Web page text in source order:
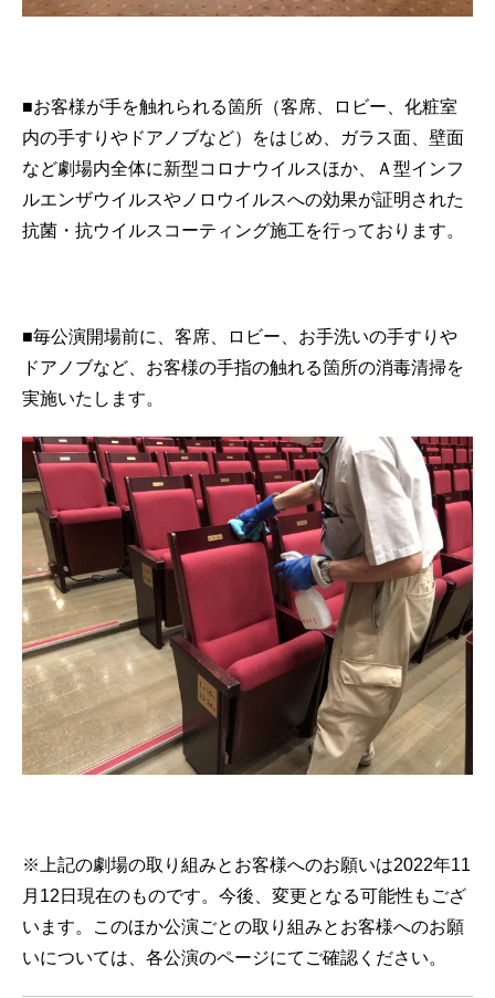
■お客様が手を触れられる箇所（客席、ロビー、化粧室
内の手すりやドアノブなど）をはじめ、ガラス面、壁面
など劇場内全体に新型コロナウイルスほか、Ａ型インフ
ルエンザウイルスやノロウイルスへの効果が証明された
抗菌・抗ウイルスコーティング施工を行っております。
■毎公演開場前に、客席、ロビー、お手洗いの手すりや
ドアノブなど、お客様の手指の触れる箇所の消毒清掃を
実施いたします。
※上記の劇場の取り組みとお客様へのお願いは2022年11
月12日現在のものです。今後、変更となる可能性もござ
います。このほか公演ごとの取り組みとお客様へのお願
いについては、各公演のページにてご確認ください。